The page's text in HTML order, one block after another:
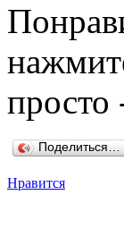
просто
Поделиться…
Нравится